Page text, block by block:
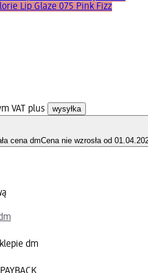
Lip Glaze 075 Pink Fizz
VAT plus wysyłka
cena dmCena nie wzrosła od
dm